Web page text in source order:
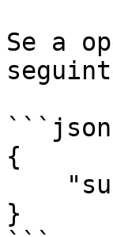
Se a
```json
{
}